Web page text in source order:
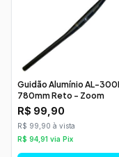
Guidão Alumínio AL-
780mm Reto - Zoom
R$ 99,90
R$ 99,90 à vista
R$ 94,91 via Pix